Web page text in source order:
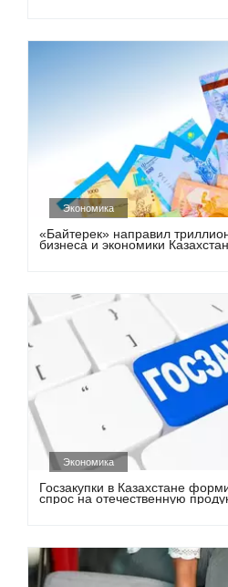
Экономика
«Байтерек» направил
бизнеса и экономики
Экономика
Госзакупки в Казахстане
спрос на отечественную